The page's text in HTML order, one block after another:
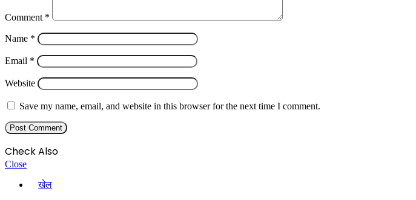
Comment *
Name *
Email *
Website
Save my name, email, and website in this browser for the next time I comment.
Check Also
Close
खेल